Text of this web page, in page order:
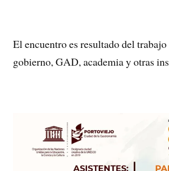
El encuentro es resultado del
gobierno, GAD, academia y otras